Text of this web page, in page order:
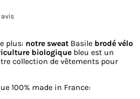
avis
plus: notre sweat Basile brodé vélo
biologique bleu est un
collection de vêtements pour
100% made in France: